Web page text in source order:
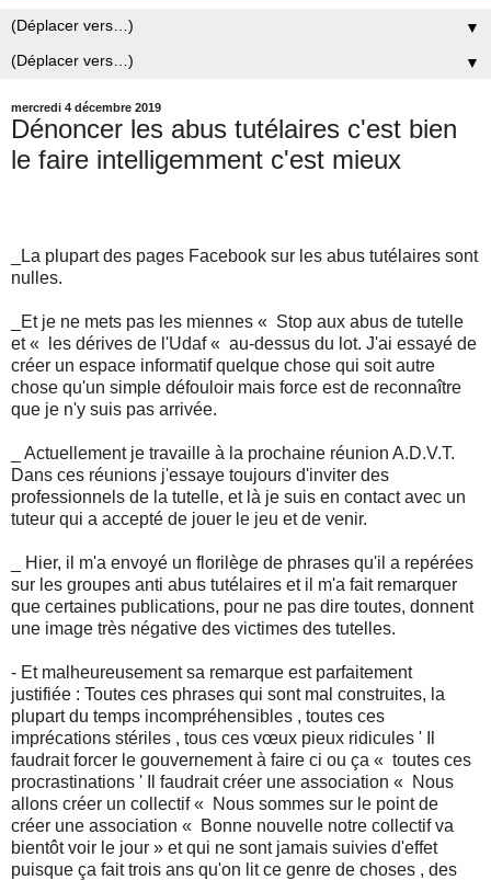
▼
▼
mercredi 4 décembre 2019
Dénoncer les abus tutélaires c'est bien
le faire intelligemment c'est mieux
_La plupart des pages Facebook sur les abus tutélaires sont
nulles.
_Et je ne mets pas les miennes « Stop aux abus de tutelle
et « les dérives de l'Udaf « au-dessus du lot. J'ai essayé de
créer un espace informatif quelque chose qui soit autre
chose qu'un simple défouloir mais force est de reconnaître
que je n'y suis pas arrivée.
_ Actuellement je travaille à la prochaine réunion A.D.V.T.
Dans ces réunions j'essaye toujours d'inviter des
professionnels de la tutelle, et là je suis en contact avec un
tuteur qui a accepté de jouer le jeu et de venir.
_ Hier, il m'a envoyé un florilège de phrases qu'il a repérées
sur les groupes anti abus tutélaires et il m'a fait remarquer
que certaines publications, pour ne pas dire toutes, donnent
une image très négative des victimes des tutelles.
- Et malheureusement sa remarque est parfaitement
justifiée : Toutes ces phrases qui sont mal construites, la
plupart du temps incompréhensibles , toutes ces
imprécations stériles , tous ces vœux pieux ridicules ' Il
faudrait forcer le gouvernement à faire ci ou ça « toutes ces
procrastinations ' Il faudrait créer une association « Nous
allons créer un collectif « Nous sommes sur le point de
créer une association « Bonne nouvelle notre collectif va
bientôt voir le jour » et qui ne sont jamais suivies d'effet
puisque ça fait trois ans qu'on lit ce genre de choses , des